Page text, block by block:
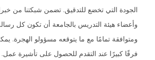
الجودة التي تخضع للتدقيق. تضمن شبكتنا من
وأعضاء هيئة التدريس بالجامعة أن تكون كل
ومتوافقة تمامًا مع ما يتوقعه مسؤولو الهجرة.
فرقًا كبيرًا عند التقدم للحصول على تأشيرة عمل.